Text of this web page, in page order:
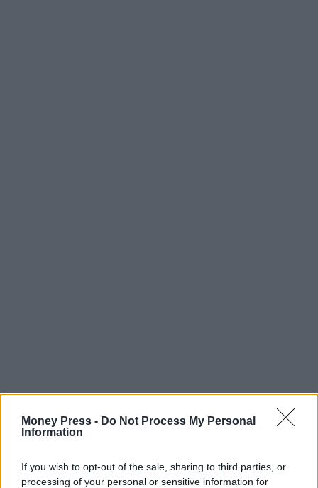
Money Press - Do Not Process My Personal
Information
If you wish to opt-out of the sale, sharing to third parties, or
processing of your personal or sensitive information for